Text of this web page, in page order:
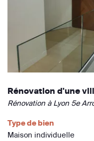
Rénovation d'une
Rénovation à Lyon 5e
Type de bien
Maison individuelle